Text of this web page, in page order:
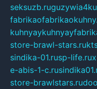
seksuzb.ru
store-brawl-stars.ru
sindika-01.rusp-life.ru
e-abis-1-c.ru
store-brawlstars.ru